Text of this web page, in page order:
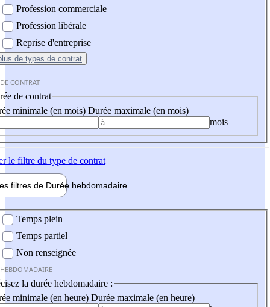
Profession commerciale
Profession libérale
Reprise d'entreprise
de types de contrat
CONTRAT
de contrat
minimale (en mois) Durée maximale (en mois)
mois
le filtre du type de contrat
filtres de Durée hebdomadaire
Temps plein
Temps partiel
Non renseignée
la durée hebdomadaire :
minimale (en heure) Durée maximale (en heure)